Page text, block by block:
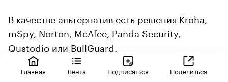
В качестве альтернатив есть решения Kroha
mSpy Norton McAfee Panda Security
Qustodio или BullGuard
Главная Лента Подписаться Поделиться